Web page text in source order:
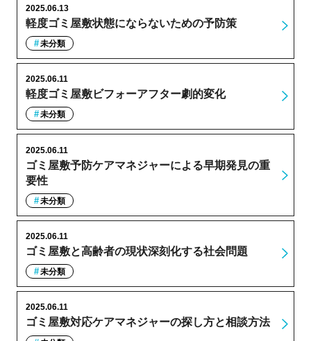
軽度ゴミ屋敷状態にならないための予防策
2025.06.13
未分類
軽度ゴミ屋敷ビフォーアフター劇的変化
2025.06.11
未分類
ゴミ屋敷予防ケアマネジャーによる早期発見の重
要性
2025.06.11
未分類
ゴミ屋敷と高齢者の現状深刻化する社会問題
2025.06.11
未分類
ゴミ屋敷対応ケアマネジャーの探し方と相談方法
2025.06.11